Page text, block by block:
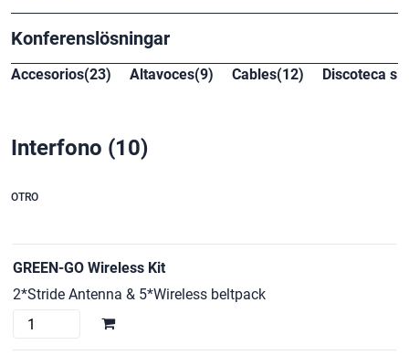
Konferenslösningar
Accesorios(23) Altavoces(9) Cables(12) Discoteca
Interfono (10)
OTRO
GREEN-GO Wireless Kit
2*Stride Antenna & 5*Wireless beltpack
GREEN-